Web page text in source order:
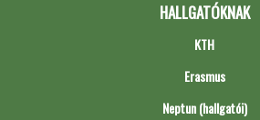
HALLGATÓKNAK
KTH
Erasmus
Neptun (hallgatói)